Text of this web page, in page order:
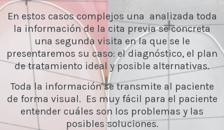
En estos casos complejos una analizada toda
la información de la cita previa se concreta
una segunda visita en la que se le
presentaremos su caso: el diagnóstico, el plan
de tratamiento ideal y posible alternativas.
Toda la información se transmite al paciente
de forma visual. Es muy fácil para el paciente
entender cuáles son los problemas y las
posibles soluciones.